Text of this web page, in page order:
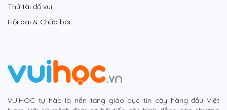
Thử tài đố vui
Hỏi bài & Chữa bài
VUIHOC tự hào là nền tảng giáo dục tin cậy hàng đầu Việt